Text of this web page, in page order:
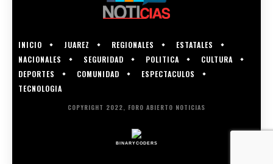
INICIO JUAREZ REGIONALES
ESTATALES
NACIONALES
SEGURIDAD POLITICA
CULTURA
DEPORTES
COMUNIDAD
ESPECTACULOS
TECNOLOGIA
COPYRIGHT 2022, FORO ABIERTO NOTICIAS
BINARYCODERS